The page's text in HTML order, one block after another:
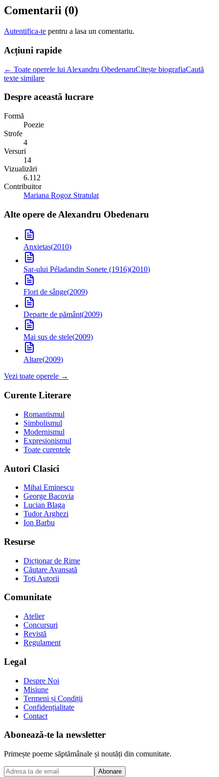
Comentarii (0)
Autentifica-te pentru a lasa un comentariu.
Acțiuni rapide
← Toate operele lui Alexandru ObedenaruCitește biografiaCaută
texte similare
Despre această lucrare
Formă
Poezie
Strofe
4
Versuri
14
Vizualizări
6.112
Contribuitor
Mariana Rogoz Stratulat
Alte opere de Alexandru Obedenaru
Anxietas(2010)
Sar-ului Péladandin Sonete (1916)(2010)
Flori de sânge(2009)
Departe de pământ(2009)
Mai sus de stele(2009)
Altare(2009)
Vezi toate operele →
Curente Literare
Romantismul
Simbolismul
Modernismul
Expresionismul
Toate curentele
Autori Clasici
Mihai Eminescu
George Bacovia
Lucian Blaga
Tudor Arghezi
Ion Barbu
Resurse
Dicționar de Rime
Căutare Avansată
Toți Autorii
Comunitate
Atelier
Concursuri
Revistă
Regulament
Legal
Despre Noi
Misiune
Termeni și Condiții
Confidențialitate
Contact
Abonează-te la newsletter
Primește poeme săptămânale și noutăți din comunitate.
Abonare